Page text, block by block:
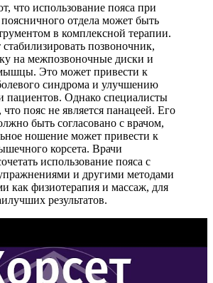
что использование пояса при
поясничного отдела может быть
в комплексной терапии.
позвоночник,
на межпозвоночные диски и
Это может привести к
синдрома и улучшению
пациентов. Однако специалисты
пояс не является панацеей. Его
быть согласовано с врачом,
ношение может привести к
корсета. Врачи
использование пояса с
и другими методами
как физиотерапия и массаж, для
результатов.